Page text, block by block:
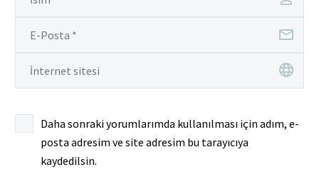
Daha sonraki yorumlarımda kullanılması için adım, e-
posta adresim ve site adresim bu tarayıcıya
kaydedilsin.